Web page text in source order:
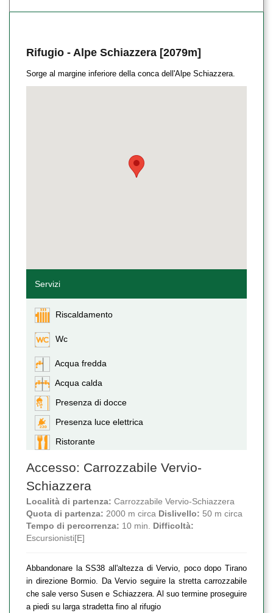
Rifugio - Alpe Schiazzera [2079m]
Sorge al margine inferiore della conca dell'Alpe Schiazzera.
Servizi
Riscaldamento
Wc
Acqua fredda
Acqua calda
Presenza di docce
Presenza luce elettrica
Ristorante
Accesso: Carrozzabile Vervio-
Schiazzera
Località di partenza: Carrozzabile Vervio-Schiazzera
Quota di partenza: 2000 m circa Dislivello: 50 m circa
Tempo di percorrenza: 10 min.
Difficoltà:
Escursionisti[E]
Abbandonare la SS38 all'altezza di Vervio, poco dopo Tirano
in direzione Bormio. Da Vervio seguire la stretta carrozzabile
che sale verso Susen e Schiazzera. Al suo termine proseguire
a piedi su larga stradetta fino al rifugio